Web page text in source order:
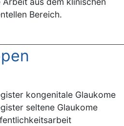
Bereich.
kongenitale Glaukome
seltene Glaukome